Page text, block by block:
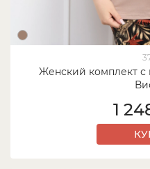
Женский комплект с
1